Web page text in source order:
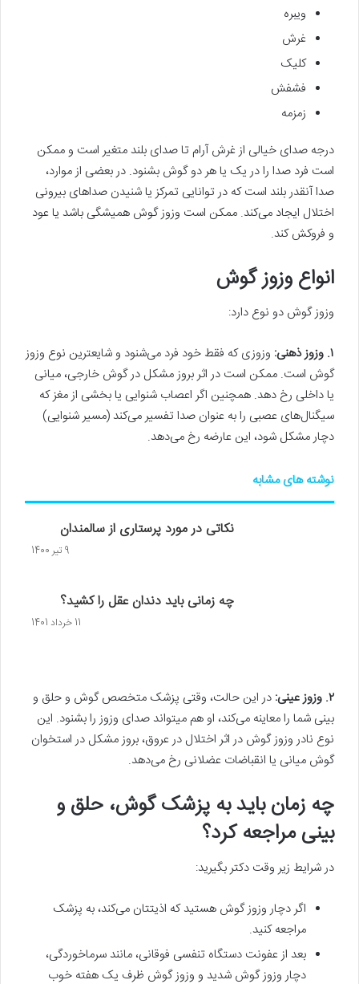
ویبره
غرش
کلیک
فشفش
زمزمه
درجه صدای خیالی از غرش آرام تا صدای بلند متغیر است و ممکن
است فرد صدا را در یک یا هر دو گوش بشنود. در بعضی از موارد،
صدا آنقدر بلند است که در توانایی تمرکز یا شنیدن صداهای بیرونی
اختلال ایجاد می‌کند. ممکن است وزوز گوش همیشگی باشد یا عود
و فروکش کند.
انواع وزوز گوش
وزوز گوش دو نوع دارد:
۱. وزوز ذهنی:
وزوزی که فقط خود فرد می‌شنود و شایعترین نوع وزوز
گوش است. ممکن است در اثر بروز مشکل در گوش خارجی، میانی
یا داخلی رخ دهد. همچنین اگر اعصاب شنوایی یا بخشی از مغز که
سیگنال‌های عصبی را به عنوان صدا تفسیر می‌کند (مسیر شنوایی)
دچار مشکل شود، این عارضه رخ می‌دهد.
نوشته های مشابه
نکاتی در مورد پرستاری از سالمندان
9 تیر 1400
چه زمانی باید دندان عقل را کشید؟
11 خرداد 1401
۲. وزوز عینی:
در این حالت، وقتی پزشک متخصص گوش و حلق و
بینی شما را معاینه می‌کند، او هم میتواند صدای وزوز را بشنود. این
نوع نادر وزوز گوش در اثر اختلال در عروق، بروز مشکل در استخوان
گوش میانی یا انقباضات عضلانی رخ می‌دهد.
چه زمان باید به پزشک گوش، حلق و
بینی مراجعه کرد؟
در شرایط زیر وقت دکتر بگیرید:
اگر دچار وزوز گوش هستید که اذیتتان می‌کند، به پزشک
مراجعه کنید.
بعد از عفونت دستگاه تنفسی فوقانی، مانند سرماخوردگی،
دچار وزوز گوش شدید و وزوز گوش ظرف یک هفته خوب